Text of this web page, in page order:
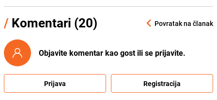
/ Komentari (20) Povratak na članak
Objavite komentar kao gost ili se prijavite.
Prijava Registracija